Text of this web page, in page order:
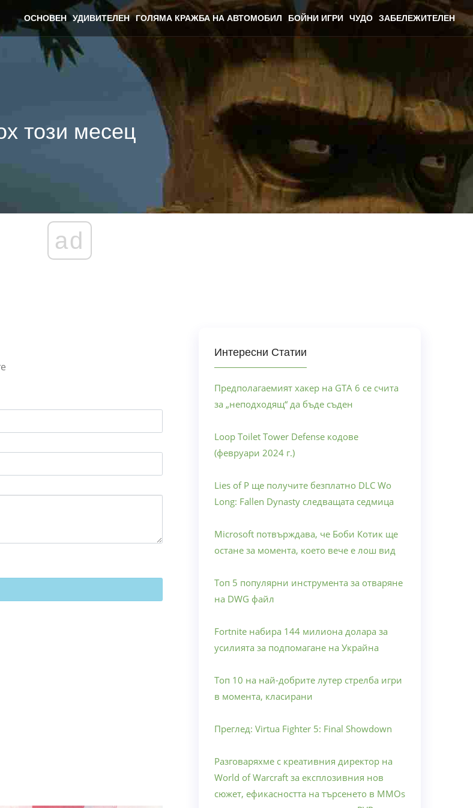
ОСНОВЕН УДИВИТЕЛЕН ГОЛЯМА КРАЖБА НА АВТОМОБИЛ БОЙНИ ИГРИ ЧУДО ЗАБЕЛЕЖИТЕЛЕН
този месец
ad
Интересни Статии
Предполагаемият хакер на GTA 6 се счита
за „неподходящ“ да бъде съден
Loop Toilet Tower Defense кодове
(февруари 2024 г.)
Lies of P ще получите безплатно DLC Wo
Long: Fallen Dynasty следващата седмица
Microsoft потвърждава, че Боби Котик ще
остане за момента, което вече е лош вид
Топ 5 популярни инструмента за отваряне
на DWG файл
Fortnite набира 144 милиона долара за
усилията за подпомагане на Украйна
Топ 10 на най-добрите лутер стрелба игри
в момента, класирани
Преглед: Virtua Fighter 5: Final Showdown
Разговаряхме с креативния директор на
World of Warcraft за експлозивния нов
сюжет, ефикасността на търсенето в MMOs